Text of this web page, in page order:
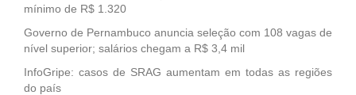
mínimo de R$ 1.320
Governo de Pernambuco anuncia seleção com 108 vagas de
nível superior; salários chegam a R$ 3,4 mil
InfoGripe: casos de SRAG aumentam em todas as regiões
do país